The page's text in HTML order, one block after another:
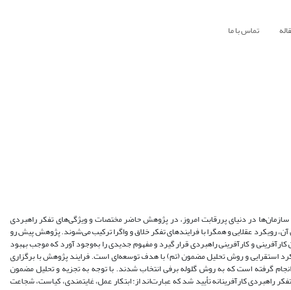
تماس با ما
در دنیای پررقابت امروز، در پژوهش حاضر مختصات و ویژگی‌های تفکر راهبردی
رویکرد عقلایی و همگرا با فرایندهای تفکر خلاق و واگرا ترکیب می‌شوند. پژوهش پیش رو
و کارآفرینی راهبردی قرار گیرد و مفهوم جدیدی را به‌وجود آورد که موجب بهبود
استقرایی و روش تحلیل مضمون (تم) با هدف توسعه‌ای است. فرایند پژوهش با برگزاری
انجام گرفته است که به روش گلوله برفی انتخاب شدند. با توجه به تجزیه و تحلیل مضمون
کارآفرینانه تأیید شد که عبارت‌اند از: ابتکار عمل، غایتمندی، کیاست، شجاعت